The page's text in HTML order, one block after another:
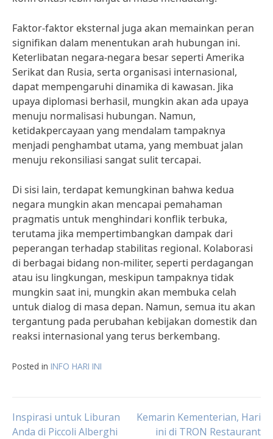
Faktor-faktor eksternal juga akan memainkan peran
signifikan dalam menentukan arah hubungan ini.
Keterlibatan negara-negara besar seperti Amerika
Serikat dan Rusia, serta organisasi internasional,
dapat mempengaruhi dinamika di kawasan. Jika
upaya diplomasi berhasil, mungkin akan ada upaya
menuju normalisasi hubungan. Namun,
ketidakpercayaan yang mendalam tampaknya
menjadi penghambat utama, yang membuat jalan
menuju rekonsiliasi sangat sulit tercapai.
Di sisi lain, terdapat kemungkinan bahwa kedua
negara mungkin akan mencapai pemahaman
pragmatis untuk menghindari konflik terbuka,
terutama jika mempertimbangkan dampak dari
peperangan terhadap stabilitas regional. Kolaborasi
di berbagai bidang non-militer, seperti perdagangan
atau isu lingkungan, meskipun tampaknya tidak
mungkin saat ini, mungkin akan membuka celah
untuk dialog di masa depan. Namun, semua itu akan
tergantung pada perubahan kebijakan domestik dan
reaksi internasional yang terus berkembang.
Posted in INFO HARI INI
Post
Inspirasi untuk Liburan
Anda di Piccoli Alberghi
Kemarin Kementerian, Hari
ini di TRON Restaurant